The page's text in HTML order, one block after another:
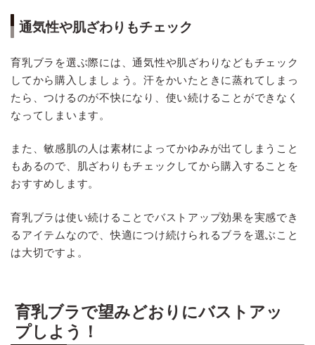
通気性や肌ざわりもチェック
育乳ブラを選ぶ際には、通気性や肌ざわりなどもチェック
してから購入しましょう。汗をかいたときに蒸れてしまっ
たら、つけるのが不快になり、使い続けることができなく
なってしまいます。
また、敏感肌の人は素材によってかゆみが出てしまうこと
もあるので、肌ざわりもチェックしてから購入することを
おすすめします。
育乳ブラは使い続けることでバストアップ効果を実感でき
るアイテムなので、快適につけ続けられるブラを選ぶこと
は大切ですよ。
育乳ブラで望みどおりにバストアッ
プしよう！